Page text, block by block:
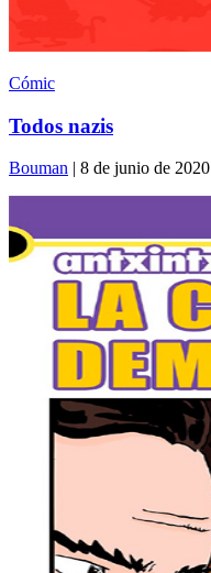
Cómic
Todos nazis
Bouman | 8 de junio de 2020